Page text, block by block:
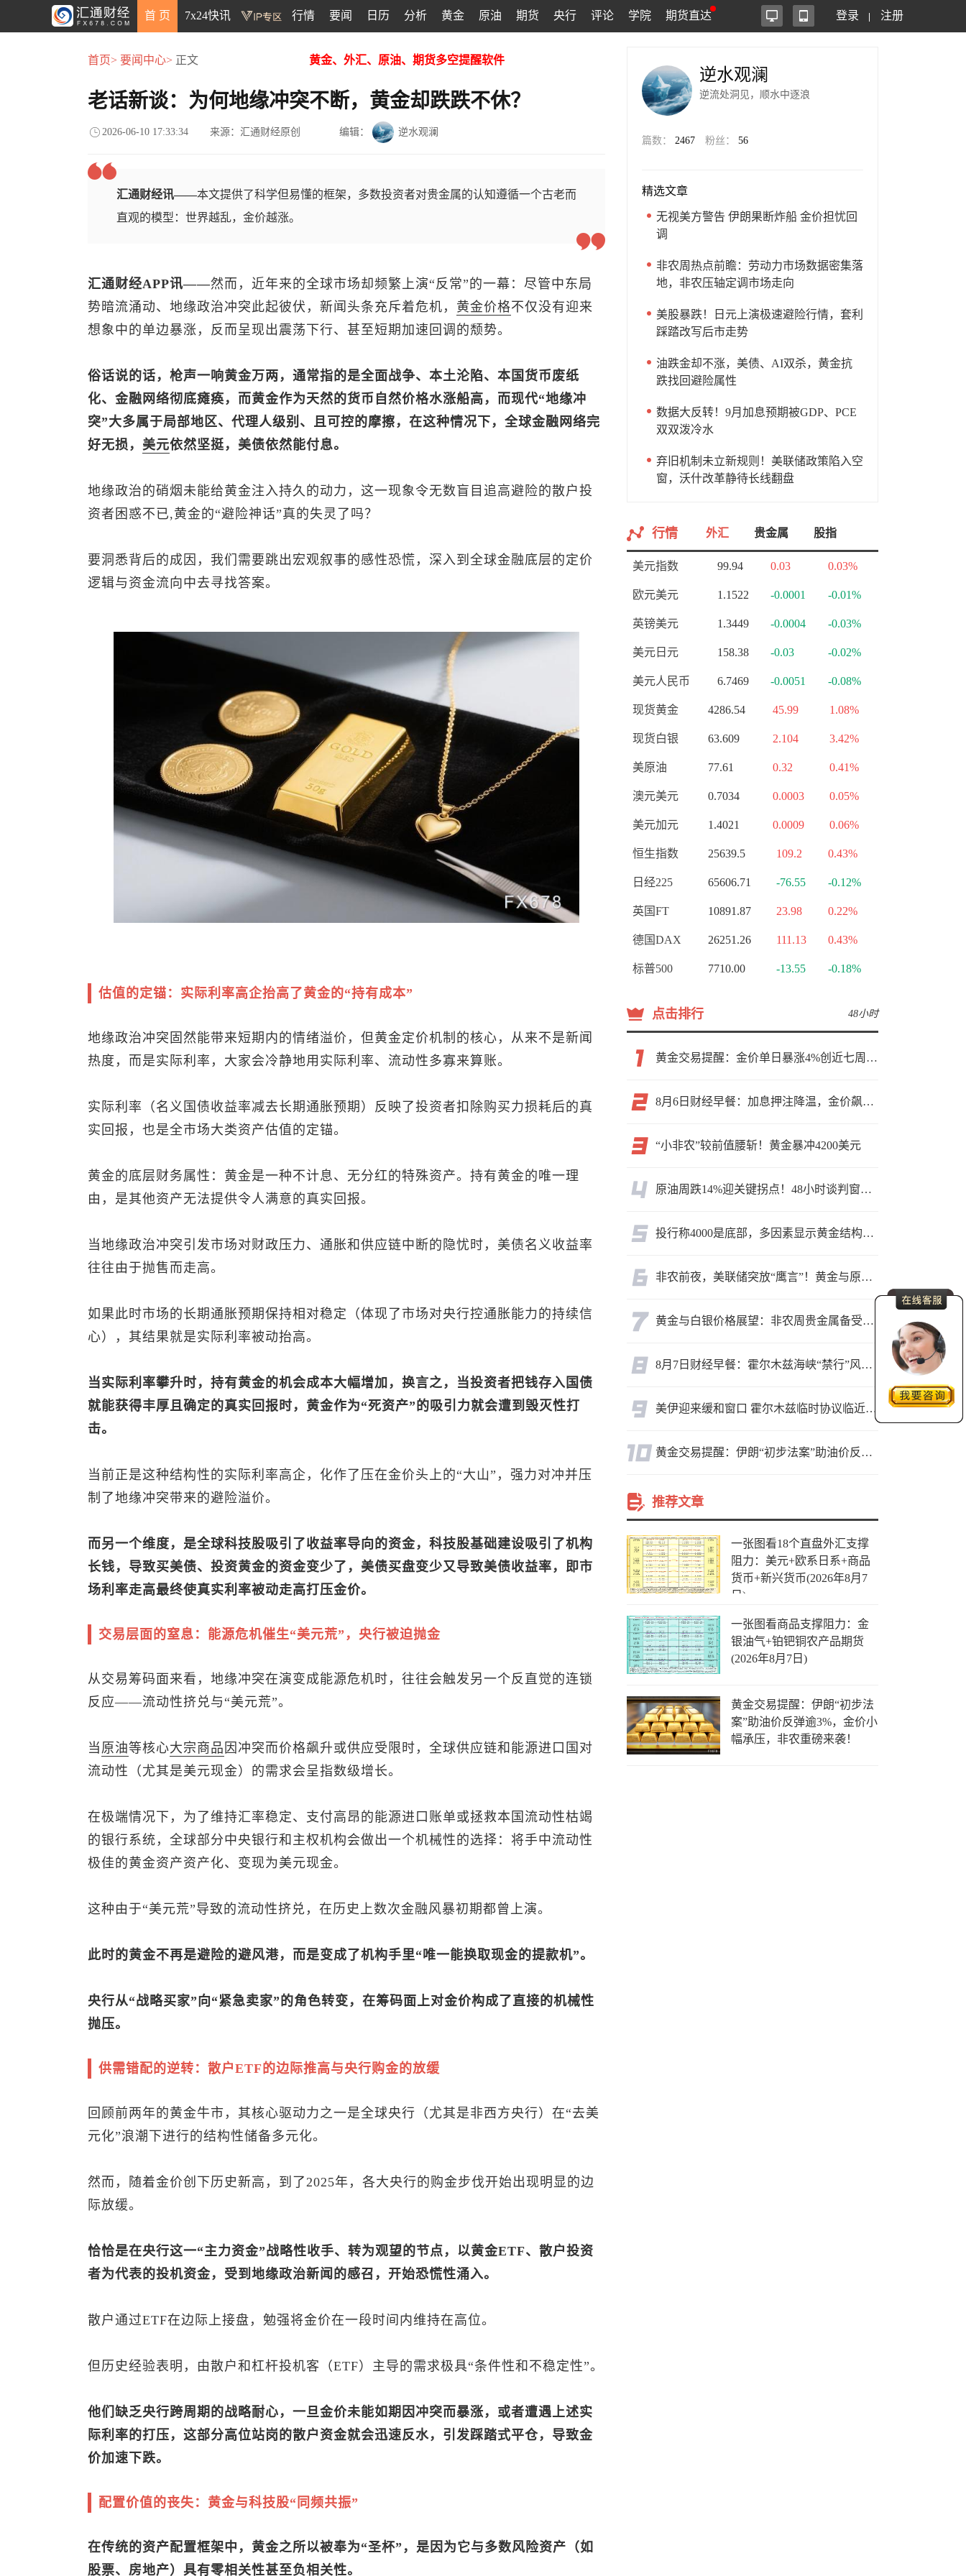
首 页 7x24快讯 行情 要闻 日历 分析 黄金 原油 期货 央行 评论 学院 期货直达 登录 注册
首页> 要闻中心> 正文 黄金、外汇、原油、期货多空提醒软件
老话新谈：为何地缘冲突不断，黄金却跌跌不休？
2026-06-10 17:33:34 来源：汇通财经原创 编辑： 逆水观澜
汇通财经讯——本文提供了科学但易懂的框架，多数投资者对贵金属的认知遵循一个古老而
直观的模型：世界越乱，金价越涨。
汇通财经APP讯——然而，近年来的全球市场却频繁上演“反常”的一幕：尽管中东局
势暗流涌动、地缘政治冲突此起彼伏，新闻头条充斥着危机， 黄金价格不仅没有迎来
想象中的单边暴涨，反而呈现出震荡下行、甚至短期加速回调的颓势。
俗话说的话，枪声一响黄金万两，通常指的是全面战争、本土沦陷、本国货币废纸
化、金融网络彻底瘫痪，而黄金作为天然的货币自然价格水涨船高，而现代“地缘冲
突”大多属于局部地区、代理人级别、且可控的摩擦，在这种情况下，全球金融网络完
好无损， 美元依然坚挺，美债依然能付息。
地缘政治的硝烟未能给黄金注入持久的动力，这一现象令无数盲目追高避险的散户投
资者困惑不已,黄金的“避险神话”真的失灵了吗？
要洞悉背后的成因，我们需要跳出宏观叙事的感性恐慌，深入到全球金融底层的定价
逻辑与资金流向中去寻找答案。
估值的定锚：实际利率高企抬高了黄金的“持有成本”
地缘政治冲突固然能带来短期内的情绪溢价，但黄金定价机制的核心，从来不是新闻
热度，而是实际利率，大家会冷静地用实际利率、流动性多寡来算账。
实际利率（名义国债收益率减去长期通胀预期）反映了投资者扣除购买力损耗后的真
实回报，也是全市场大类资产估值的定锚。
黄金的底层财务属性：黄金是一种不计息、无分红的特殊资产。持有黄金的唯一理
由，是其他资产无法提供令人满意的真实回报。
当地缘政治冲突引发市场对财政压力、通胀和供应链中断的隐忧时，美债名义收益率
往往由于抛售而走高。
如果此时市场的长期通胀预期保持相对稳定（体现了市场对央行控通胀能力的持续信
心），其结果就是实际利率被动抬高。
当实际利率攀升时，持有黄金的机会成本大幅增加，换言之，当投资者把钱存入国债
就能获得丰厚且确定的真实回报时，黄金作为“死资产”的吸引力就会遭到毁灭性打
击。
当前正是这种结构性的实际利率高企，化作了压在金价头上的“大山”，强力对冲并压
制了地缘冲突带来的避险溢价。
而另一个维度，是全球科技股吸引了收益率导向的资金，科技股基础建设吸引了机构
长钱，导致买美债、投资黄金的资金变少了，美债买盘变少又导致美债收益率，即市
场利率走高最终使真实利率被动走高打压金价。
交易层面的窒息：能源危机催生“美元荒”，央行被迫抛金
从交易筹码面来看，地缘冲突在演变成能源危机时，往往会触发另一个反直觉的连锁
反应——流动性挤兑与“美元荒”。
当 原油等核心大宗商品 因冲突而价格飙升或供应受限时，全球供应链和能源进口国对
流动性（尤其是美元现金）的需求会呈指数级增长。
在极端情况下，为了维持汇率稳定、支付高昂的能源进口账单或拯救本国流动性枯竭
的银行系统，全球部分中央银行和主权机构会做出一个机械性的选择：将手中流动性
极佳的黄金资产资产化、变现为美元现金。
这种由于“美元荒”导致的流动性挤兑，在历史上数次金融风暴初期都曾上演。
此时的黄金不再是避险的避风港，而是变成了机构手里“唯一能换取现金的提款机”。
央行从“战略买家”向“紧急卖家”的角色转变，在筹码面上对金价构成了直接的机械性
抛压。
供需错配的逆转：散户ETF的边际推高与央行购金的放缓
回顾前两年的黄金牛市，其核心驱动力之一是全球央行（尤其是非西方央行）在“去美
元化”浪潮下进行的结构性储备多元化。
然而，随着金价创下历史新高，到了2025年，各大央行的购金步伐开始出现明显的边
际放缓。
恰恰是在央行这一“主力资金”战略性收手、转为观望的节点，以黄金ETF、散户投资
者为代表的投机资金，受到地缘政治新闻的感召，开始恐慌性涌入。
散户通过ETF在边际上接盘，勉强将金价在一段时间内维持在高位。
但历史经验表明，由散户和杠杆投机客（ETF）主导的需求极具“条件性和不稳定性”。
他们缺乏央行跨周期的战略耐心，一旦金价未能如期因冲突而暴涨，或者遭遇上述实
际利率的打压，这部分高位站岗的散户资金就会迅速反水，引发踩踏式平仓，导致金
价加速下跌。
配置价值的丧失：黄金与科技股“同频共振”
在传统的资产配置框架中，黄金之所以被奉为“圣杯”，是因为它与多数风险资产（如
股票、房地产）具有零相关性甚至负相关性。
逆水观澜
逆流处洞见，顺水中逐浪
篇数： 2467 粉丝： 56
精选文章
无视美方警告 伊朗果断炸船 金价担忧回
调
非农周热点前瞻：劳动力市场数据密集落
地，非农压轴定调市场走向
美股暴跌！日元上演极速避险行情，套利
踩踏改写后市走势
油跌金却不涨，美债、AI双杀，黄金抗
跌找回避险属性
数据大反转！9月加息预期被GDP、PCE
双双泼冷水
弃旧机制未立新规则！美联储政策陷入空
窗，沃什改革静待长线翻盘
行情 外汇 贵金属 股指
美元指数 99.94 0.03 0.03%
欧元美元 1.1522 -0.0001 -0.01%
英镑美元 1.3449 -0.0004 -0.03%
美元日元 158.38 -0.03 -0.02%
美元人民币 6.7469 -0.0051 -0.08%
现货黄金 4286.54 45.99 1.08%
现货白银 63.609 2.104 3.42%
美原油 77.61 0.32 0.41%
澳元美元 0.7034 0.0003 0.05%
美元加元 1.4021 0.0009 0.06%
恒生指数 25639.5 109.2 0.43%
日经225 65606.71 -76.55 -0.12%
英国FT 10891.87 23.98 0.22%
德国DAX 26251.26 111.13 0.43%
标普500 7710.00 -13.55 -0.18%
点击排行 48小时
黄金交易提醒：金价单日暴涨4%创近七周新高，加息预期降温叠加霍尔木兹“暂停信号”，牛市重启了？
8月6日财经早餐：加息押注降温，金价飙升至近两个月高位，地缘缓和预期，美油75关口拉锯
“小非农”较前值腰斩！黄金暴冲4200美元
原油周跌14%迎关键拐点！48小时谈判窗口，暗藏行情变数
投行称4000是底部，多因素显示黄金结构性机会显现
非农前夜，美联储突放“鹰言”！黄金与原油为何联手反攻？
黄金与白银价格展望：非农周贵金属备受关注，黄金测试关键突破位
8月7日财经早餐：霍尔木兹海峡“禁行”风波再起，油价急涨金价承压，非农夜市场博弈加剧
美伊迎来缓和窗口 霍尔木兹临时协议临近落地
黄金交易提醒：伊朗“初步法案”助油价反弹逾3%，金价小幅承压，非农重磅来袭！
推荐文章
一张图看18个直盘外汇支撑
阻力：美元+欧系日系+商品
货币+新兴货币(2026年8月7
日)
一张图看商品支撑阻力：金
银油气+铂钯铜农产品期货
(2026年8月7日)
黄金交易提醒：伊朗“初步法
案”助油价反弹逾3%，金价小
幅承压，非农重磅来袭！